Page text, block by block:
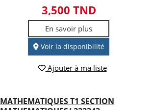
3,500 TND
En savoir plus
Voir la disponibilité
Ajouter à ma liste
MATHEMATIQUES T1 SECTION